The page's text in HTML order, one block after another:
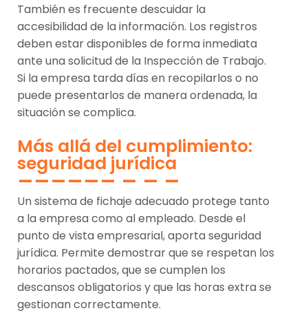
También es frecuente descuidar la
accesibilidad de la información. Los registros
deben estar disponibles de forma inmediata
ante una solicitud de la Inspección de Trabajo.
Si la empresa tarda días en recopilarlos o no
puede presentarlos de manera ordenada, la
situación se complica.
Más allá del cumplimiento:
seguridad jurídica
Un sistema de fichaje adecuado protege tanto
a la empresa como al empleado. Desde el
punto de vista empresarial, aporta seguridad
jurídica. Permite demostrar que se respetan los
horarios pactados, que se cumplen los
descansos obligatorios y que las horas extra se
gestionan correctamente.